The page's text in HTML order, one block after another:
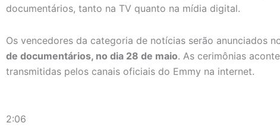
documentários, tanto na TV quanto na mídia digital.
Os vencedores da categoria de notícias serão anunciados
de documentários, no dia 28 de maio. As cerimônias
transmitidas pelos canais oficiais do Emmy na internet.
2:06